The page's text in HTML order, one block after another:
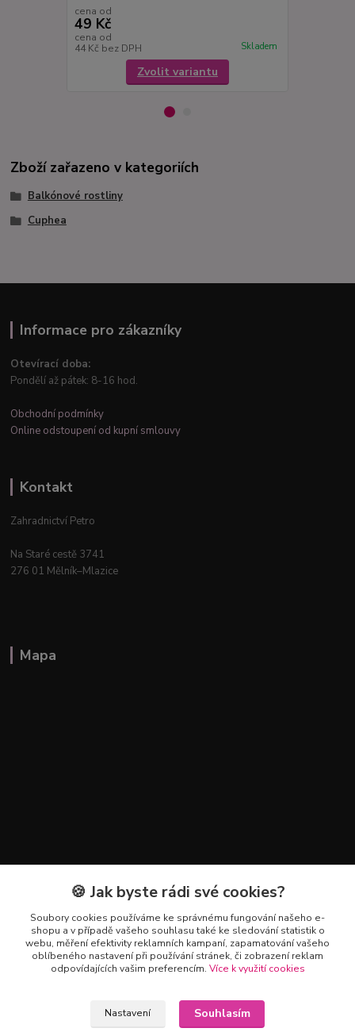
cena od
49 Kč
cena od
44 Kč bez DPH Skladem
Zvolit variantu
Zboží zařazeno v kategoriích
Balkónové rostliny
Cuphea
Informace pro zákazníky
Otevírací doba:
Pondělí až pátek: 8-16 hod.
Obchodní podmínky
Online odstoupení od kupní smlouvy
Kontakt
Zahradnictví Petro
Na Staré cestě 3741
276 01 Mělník–Mlazice
Mapa
Kontakty
+420 602 223 614
info@zahradnictvipetro.cz
🍪 Jak byste rádi své cookies?
Soubory cookies používáme ke správnému fungování našeho e-
shopu a v případě vašeho souhlasu také ke sledování statistik o
webu, měření efektivity reklamních kampaní, zapamatování vašeho
oblíbeného nastavení při používání stránek, či zobrazení reklam
odpovídajících vašim preferencím. Více k využití cookies
Nastavení Souhlasím